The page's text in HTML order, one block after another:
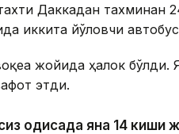
Даккадан
иккита йўловчи
жойида ҳалок бўлди.
этди.
ҳодисада яна 14